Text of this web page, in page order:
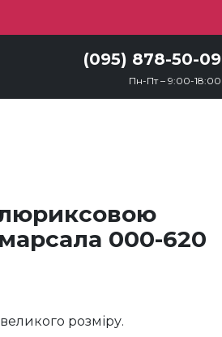
(095) 878-50-09
Пн-Пт – 9:00-18:00
000-620
розміру.